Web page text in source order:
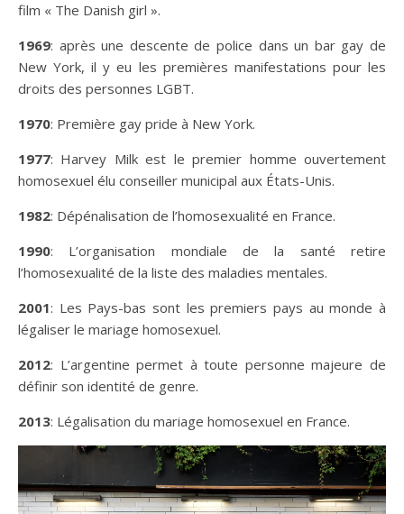
film « The Danish girl ».
1969: après une descente de police dans un bar gay de
New York, il y eu les premières manifestations pour les
droits des personnes LGBT.
1970: Première gay pride à New York.
1977: Harvey Milk est le premier homme ouvertement
homosexuel élu conseiller municipal aux États-Unis.
1982: Dépénalisation de l’homosexualité en France.
1990: L’organisation mondiale de la santé retire
l’homosexualité de la liste des maladies mentales.
2001: Les Pays-bas sont les premiers pays au monde à
légaliser le mariage homosexuel.
2012: L’argentine permet à toute personne majeure de
définir son identité de genre.
2013: Légalisation du mariage homosexuel en France.